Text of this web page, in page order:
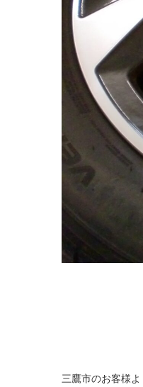
三鷹市のお客様よりポリッシュホイール傷リペアのご依頼です 御覧の様な傷も買い換え・交換より低価格・短時間で修復可能です